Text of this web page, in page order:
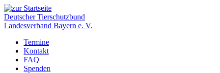
Deutscher Tierschutzbund
Landesverband Bayern e. V.
Termine
Kontakt
FAQ
Spenden